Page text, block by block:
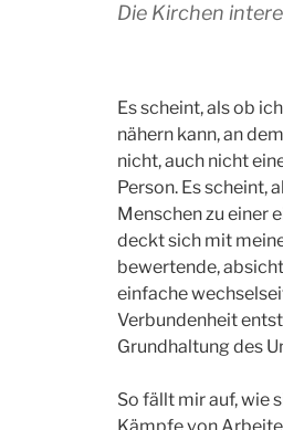
Die Kirchen
Es scheint, als ob
nähern kann, an
nicht, auch nicht
Person. Es scheint,
Menschen zu einer
deckt sich mit
bewertende,
einfache
Verbundenheit
Grundhaltung des
So fällt mir auf, wie